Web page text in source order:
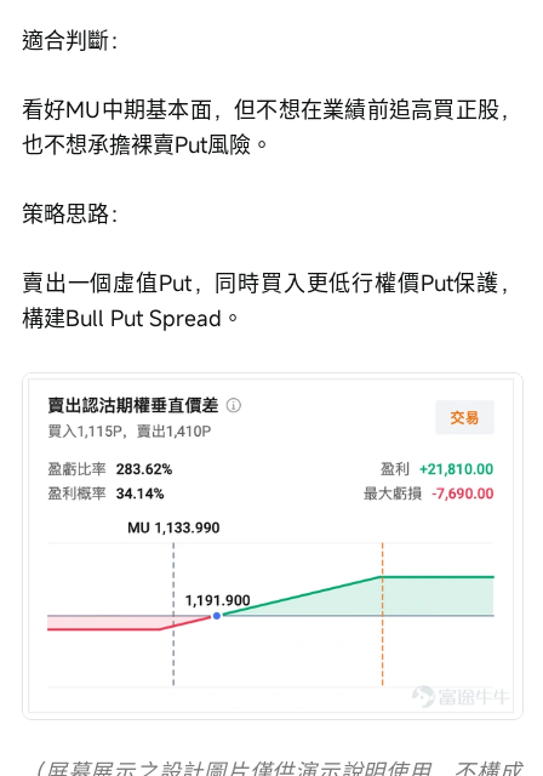
適合判斷：
看好MU中期基本面，但不想在業績前追高買正股，
也不想承擔裸賣Put風險。
策略思路：
賣出一個虛值Put，同時買入更低行權價Put保護，
構建Bull Put Spread。